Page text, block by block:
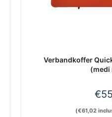
Verbandkoffer
(medi
€
(€61,02